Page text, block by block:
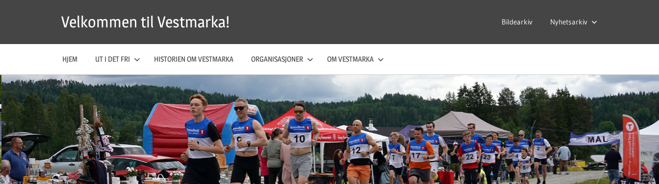
Velkommen til Vestmarka! Bildearkiv Nyhetsarkiv
HJEM UT I DET FRI HISTORIEN OM VESTMARKA ORGANISASJONER OM VESTMARKA